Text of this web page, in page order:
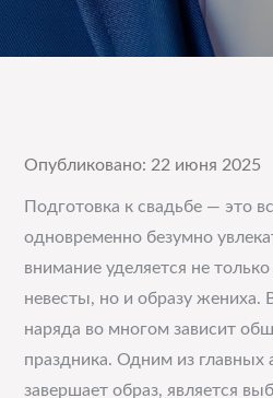
Опубликовано: 22 июня 2025
Подготовка к свадьбе — это
одновременно безумно
внимание уделяется не
невесты, но и образу жениха.
наряда во многом зависит
праздника. Одним из главных
завершает образ, является